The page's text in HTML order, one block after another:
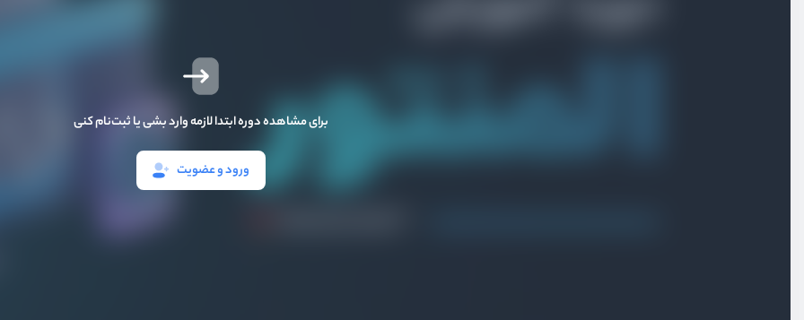
برای مشاهده دوره ابتدا لازمه وارد بشی یا ثبت‌نام کنی
ورود و عضویت